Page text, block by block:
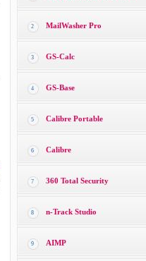
2 MailWasher Pro
3 GS-Calc
4 GS-Base
5 Calibre Portable
6 Calibre
7 360 Total Security
8 n-Track Studio
9 AIMP